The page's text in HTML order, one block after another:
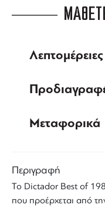
Λεπτομέρειες
Μεταφορικά
Περιγραφή
Το DictadorBest of
που προέρχεται από